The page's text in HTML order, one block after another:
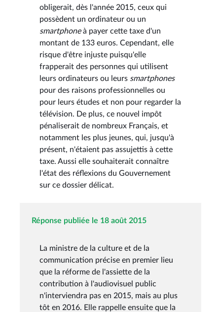
obligerait, dès l'année 2015, ceux qui
possèdent un ordinateur ou un
smartphoneà payer cette taxe d'un
montant de 133 euros. Cependant, elle
risque d'être injuste puisqu'elle
frapperait des personnes qui utilisent
leurs ordinateurs ou leurs smartphones
pour des raisons professionnelles ou
pour leurs études et non pour regarder la
télévision. De plus, ce nouvel impôt
pénaliserait de nombreux Français, et
notamment les plus jeunes, qui, jusqu'à
présent, n'étaient pas assujettis à cette
taxe. Aussi elle souhaiterait connaître
l'état des réflexions du Gouvernement
sur ce dossier délicat.
Réponse publiée le 18 août 2015
La ministre de la culture et de la
communication précise en premier lieu
que la réforme de l'assiette de la
contribution à l'audiovisuel public
n'interviendra pas en 2015, mais au plus
tôt en 2016. Elle rappelle ensuite que la